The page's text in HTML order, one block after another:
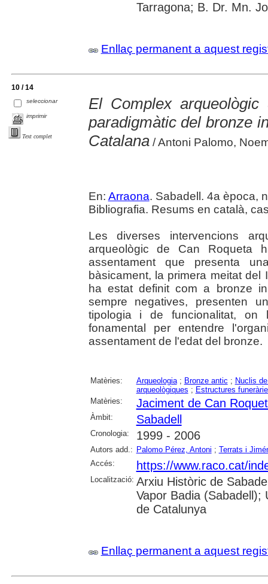
Tarragona; B. Dr. Mn.
Enllaç permanent a aquest
10 / 14
seleccionar
imprimir
Text complet
El Complex
paradigmàtic del bronze
Catalana/ Antoni Palomo,
En: Arraona. Sabadell. 4a època,
Bibliografia. Resums en català,
Les diverses intervencions
arqueològic de Can Roqueta
assentament que presenta
bàsicament, la primera meitat
ha estat definit com a bronze
sempre negatives, presenten
tipologia i de funcionalitat,
fonamental per entendre
assentament de l'edat del bronze.
Matèries: Arqueologia; Bronze antic ; Nuclis
arqueològiques ; Estructures
Matèries:
Jaciment de Can
Àmbit: Sabadell
Cronologia: 1999 - 2006
Autors add.: Palomo Pérez, Antoni ; Terrats i
Accés:
https://www.raco.cat/
Localització: Arxiu Històric de
Vapor Badia (Sabadell);
de Catalunya
Enllaç permanent a aquest